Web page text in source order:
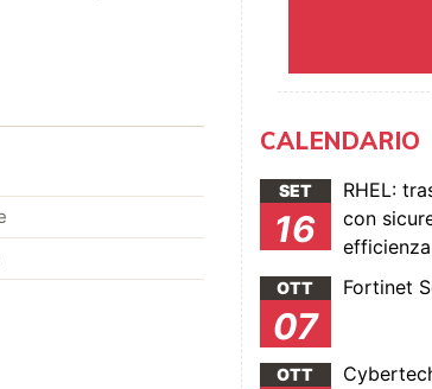
CALENDARIO
SET
16
RHEL:
con
efficienza
OTT
07
Fortinet
OTT